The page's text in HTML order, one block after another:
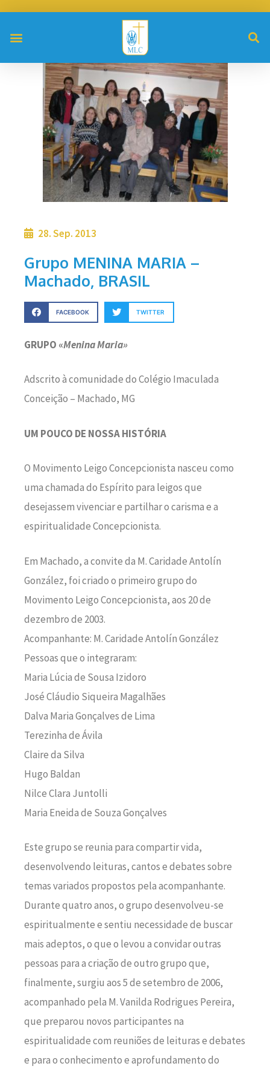
28. Sep. 2013
Grupo MENINA MARIA –
Machado, BRASIL
FACEBOOK TWITTER
GRUPO «Menina Maria»
Adscrito à comunidade do Colégio Imaculada
Conceição – Machado, MG
UM POUCO DE NOSSA HISTÓRIA
O Movimento Leigo Concepcionista nasceu como
uma chamada do Espírito para leigos que
desejassem vivenciar e partilhar o carisma e a
espiritualidade Concepcionista.
Em Machado, a convite da M. Caridade Antolín
González, foi criado o primeiro grupo do
Movimento Leigo Concepcionista, aos 20 de
dezembro de 2003.
Acompanhante: M. Caridade Antolín González
Pessoas que o integraram:
Maria Lúcia de Sousa Izidoro
José Cláudio Siqueira Magalhães
Dalva Maria Gonçalves de Lima
Terezinha de Ávila
Claire da Silva
Hugo Baldan
Nilce Clara Juntolli
Maria Eneida de Souza Gonçalves
Este grupo se reunia para compartir vida,
desenvolvendo leituras, cantos e debates sobre
temas variados propostos pela acompanhante.
Durante quatro anos, o grupo desenvolveu-se
espiritualmente e sentiu necessidade de buscar
mais adeptos, o que o levou a convidar outras
pessoas para a criação de outro grupo que,
finalmente, surgiu aos 5 de setembro de 2006,
acompanhado pela M. Vanilda Rodrigues Pereira,
que preparou novos participantes na
espiritualidade com reuniões de leituras e debates
e para o conhecimento e aprofundamento do